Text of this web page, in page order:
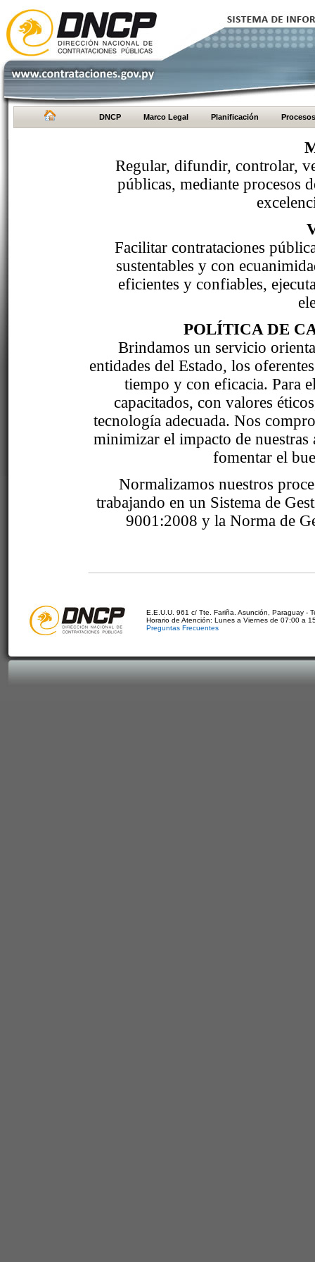
DNCP Marco Legal Planificación Procesos
Regular, difundir, controlar,
públicas, mediante procesos
Facilitar contrataciones
sustentables y con
eficientes y confiables,
POLÍTICA DE
Brindamos un servicio
entidades del Estado, los
tiempo y con eficacia. Para
capacitados, con valores
tecnología adecuada. Nos
minimizar el impacto de
fomentar el
Normalizamos nuestros
trabajando en un Sistema de
9001:2008 y la Norma de
E.E.U.U. 961 c/ Tte. Fariña. Asunción, Paraguay -
Horario de Atención: Lunes a Viernes de 07:00 a
Preguntas Frecuentes